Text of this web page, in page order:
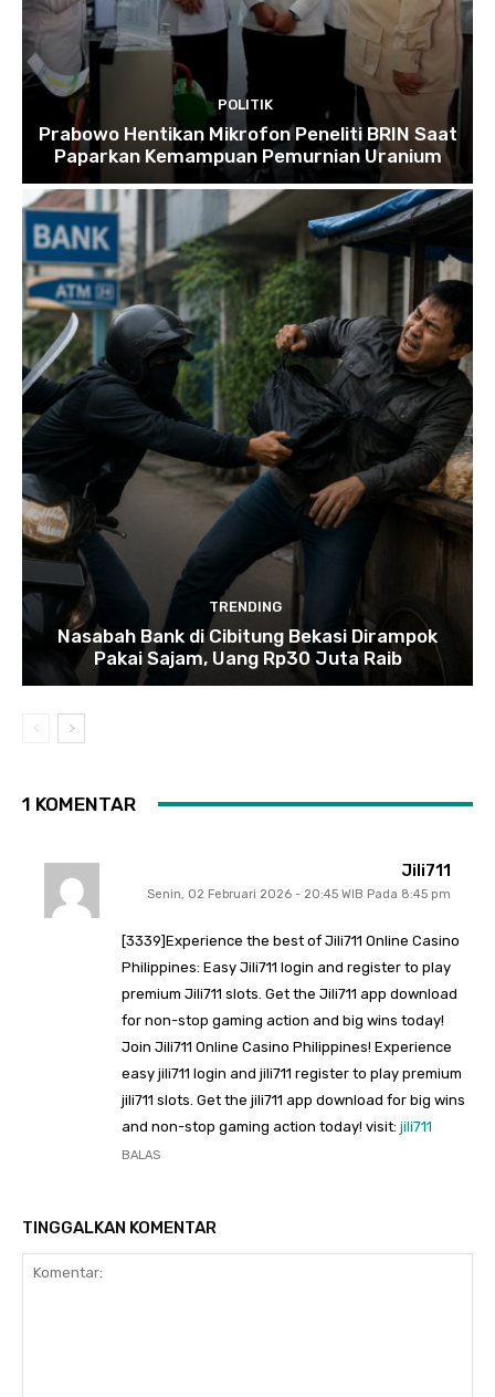
POLITIK
Prabowo Hentikan Mikrofon Peneliti BRIN Saat
Paparkan Kemampuan Pemurnian Uranium
TRENDING
Nasabah Bank di Cibitung Bekasi Dirampok
Pakai Sajam, Uang Rp30 Juta Raib
1 KOMENTAR
Jili711
Senin, 02 Februari 2026 - 20:45 WIB Pada 8:45 pm
[3339]Experience the best of Jili711 Online Casino
Philippines: Easy Jili711 login and register to play
premium Jili711 slots. Get the Jili711 app download
for non-stop gaming action and big wins today!
Join Jili711 Online Casino Philippines! Experience
easy jili711 login and jili711 register to play premium
jili711 slots. Get the jili711 app download for big wins
and non-stop gaming action today! visit: jili711
BALAS
TINGGALKAN KOMENTAR